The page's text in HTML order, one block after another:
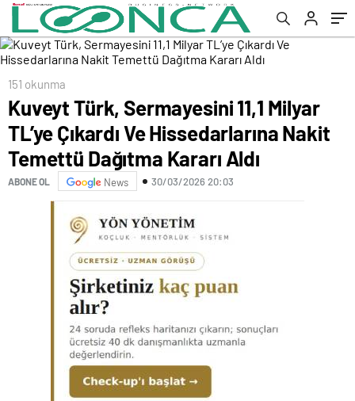
Dağıtma Kararı Aldı
151 okunma
Kuveyt Türk, Sermayesini 11,1 Milyar
TL’ye Çıkardı Ve Hissedarlarına Nakit
Temettü Dağıtma Kararı Aldı
ABONE OL News 30/03/2026 20:03